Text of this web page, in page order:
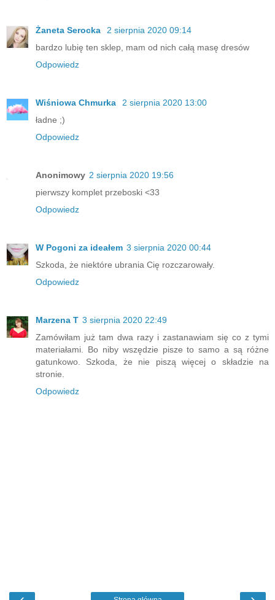
Żaneta Serocka
2 sierpnia 2020 09:14
bardzo lubię ten sklep, mam od nich całą masę dresów
Odpowiedz
Wiśniowa Chmurka
2 sierpnia 2020 13:00
ładne ;)
Odpowiedz
Anonimowy 2 sierpnia 2020 19:56
pierwszy komplet przeboski <33
Odpowiedz
W Pogoni za ideałem 3 sierpnia 2020 00:44
Szkoda, że niektóre ubrania Cię rozczarowały.
Odpowiedz
Marzena T 3 sierpnia 2020 22:49
Zamówiłam już tam dwa razy i zastanawiam się co z tymi
materiałami. Bo niby wszędzie pisze to samo a są różne
gatunkowo. Szkoda, że nie piszą więcej o składzie na
stronie.
Odpowiedz